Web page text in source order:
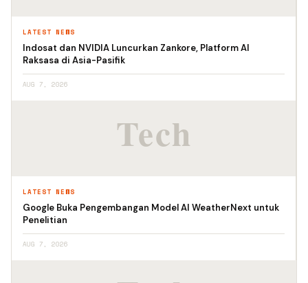
LATEST NEWS
Indosat dan NVIDIA Luncurkan Zankore, Platform AI
Raksasa di Asia-Pasifik
AUG 7, 2026
LATEST NEWS
Google Buka Pengembangan Model AI WeatherNext untuk
Penelitian
AUG 7, 2026